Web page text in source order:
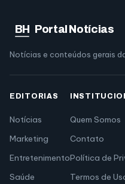
BH Portal Notícias
Notícias e conteúdos gerais
EDITORIAS
Notícias
Marketing
Entretenimento
Saúde
Quem Somos
Contato
Política de
Termos de